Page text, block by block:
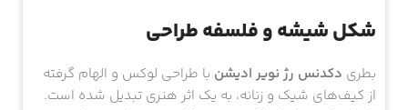
شکل شیشه و فلسفه طراحی
بطری دکدنس رژ نویر ادیشن با طراحی لوکس و الهام گرفته
از کیف‌های شیک و زنانه، به یک اثر هنری تبدیل شده است.